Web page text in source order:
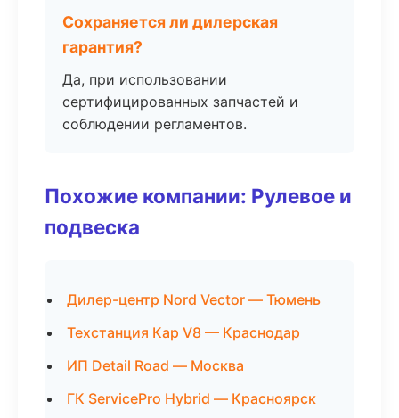
Сохраняется ли дилерская
гарантия?
Да, при использовании
сертифицированных запчастей и
соблюдении регламентов.
Похожие компании: Рулевое и
подвеска
Дилер-центр Nord Vector — Тюмень
Техстанция Кар V8 — Краснодар
ИП Detail Road — Москва
ГК ServicePro Hybrid — Красноярск